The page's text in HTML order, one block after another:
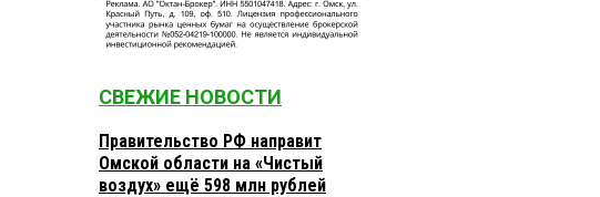
СВЕЖИЕ НОВОСТИ
Правительство РФ направит
Омской области на «Чистый
воздух» ещё 598 млн рублей